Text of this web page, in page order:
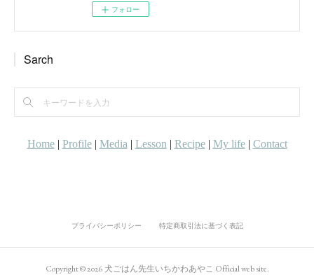
フォロー
Sarch
プライバシーポリシー 特定商取引法に基づく表記
Copyright ©2026 犬ごはん先生いちかわあやこ Official web site.